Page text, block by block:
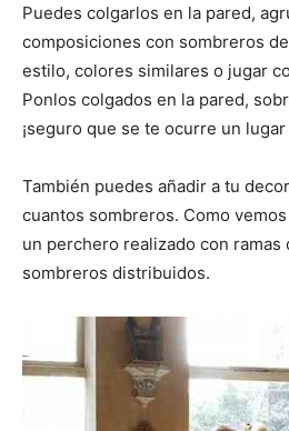
Puedes colgarlos en la pared,
composiciones con sombreros
estilo, colores similares o jugar
Ponlos colgados en la pared,
¡seguro que se te ocurre un
También puedes añadir a tu
cuantos sombreros. Como
un perchero realizado con ramas
sombreros distribuidos.